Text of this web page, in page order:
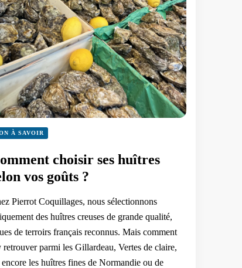
À SAVOIR
choisir ses huîtres
vos goûts ?
Pierrot Coquillages, nous sélectionnons
des huîtres creuses de grande qualité,
de terroirs français reconnus. Mais comment
retrouver parmi les Gillardeau, Vertes de claire,
les huîtres fines de Normandie ou de